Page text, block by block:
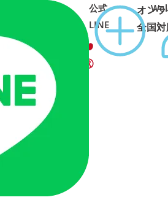
オン
全国
公式
LINE
21:00 土日祝可